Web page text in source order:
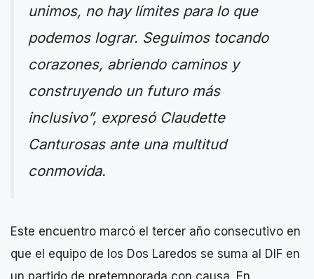
unimos, no hay límites para lo que
podemos lograr. Seguimos tocando
corazones, abriendo caminos y
construyendo un futuro más
inclusivo”, expresó Claudette
Canturosas ante una multitud
conmovida.
Este encuentro marcó el tercer año consecutivo en
que el equipo de los Dos Laredos se suma al DIF en
un partido de pretemporada con causa. En